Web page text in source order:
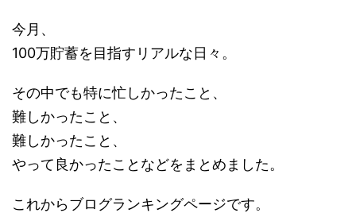
今月、
100万貯蓄を目指すリアルな日々。
その中でも特に忙しかったこと、
難しかったこと、
難しかったこと、
やって良かったことなどをまとめました。
これからブログランキングページです。